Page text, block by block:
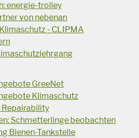
energie-trolley
von nebenan
- CLIPMA
GreeNet
Klimaschutz
Repairability
Schmetterlinge beobachten
Bienen-Tankstelle